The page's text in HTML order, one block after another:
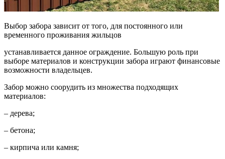
Выбор забора зависит от того, для постоянного или
временного проживания жильцов
устанавливается данное ограждение. Большую роль при
выборе материалов и конструкции забора играют финансовые
возможности владельцев.
Забор можно соорудить из множества подходящих
материалов:
– дерева;
– бетона;
– кирпича или камня;